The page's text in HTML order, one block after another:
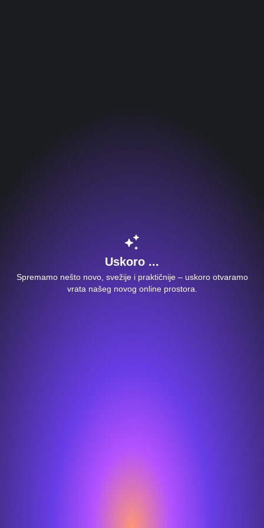
Uskoro ...
Spremamo nešto novo, svežije i praktičnije – uskoro otvaramo
vrata našeg novog online prostora.